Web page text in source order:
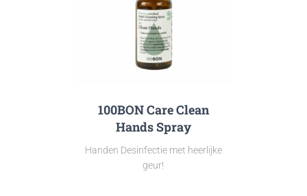
100BON Care Clean
Hands Spray
Handen Desinfectie met heerlijke
geur!